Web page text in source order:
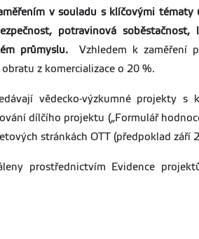
v souladu s klíčovými tématy
potravinová soběstačnost,
průmyslu. Vzhledem k zaměření
z komercializace o 20 %.
vědecko-výzkumné projekty s
dílčího projektu („Formulář
stránkách OTT (předpoklad září
prostřednictvím Evidence